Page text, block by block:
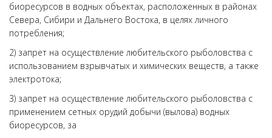
биоресурсов в водных объектах, расположенных в районах
Севера, Сибири и Дальнего Востока, в целях личного
потребления;
2) запрет на осуществление любительского рыболовства с
использованием взрывчатых и химических веществ, а также
электротока;
3) запрет на осуществление любительского рыболовства с
применением сетных орудий добычи (вылова) водных
биоресурсов, за